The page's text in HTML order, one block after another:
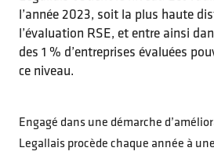
l’année 2023, soit la plus haute
l’évaluation RSE, et entre ainsi
des 1 % d’entreprises évaluées
ce niveau.
Engagé dans une démarche
Legallais procède chaque année à